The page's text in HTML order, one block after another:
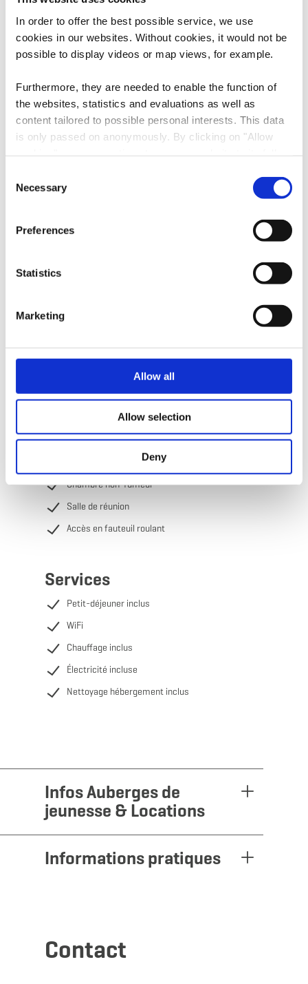
In order to offer the best possible service, we use
cookies in our websites. Without cookies, it would not be
possible to display videos or map views, for example.
Furthermore, they are needed to enable the function of
the websites, statistics and evaluations as well as
content tailored to possible personal interests. This data
is only passed on anonymously. By clicking on "Allow
possible later deactivation in our
at any
Selection
Necessary
Preferences
Statistics
Marketing
Allow all
Allow selection
Deny
Responsables masculins
Responsables féminins
Salle de jeux
Draps de lit
Balcon / terrasse
Chambre non-fumeur
Salle de réunion
Accès en fauteuil roulant
Services
Petit-déjeuner inclus
WiFi
Chauffage inclus
Électricité incluse
Nettoyage hébergement inclus
Infos Auberges de
jeunesse & Locations
Informations pratiques
Contact